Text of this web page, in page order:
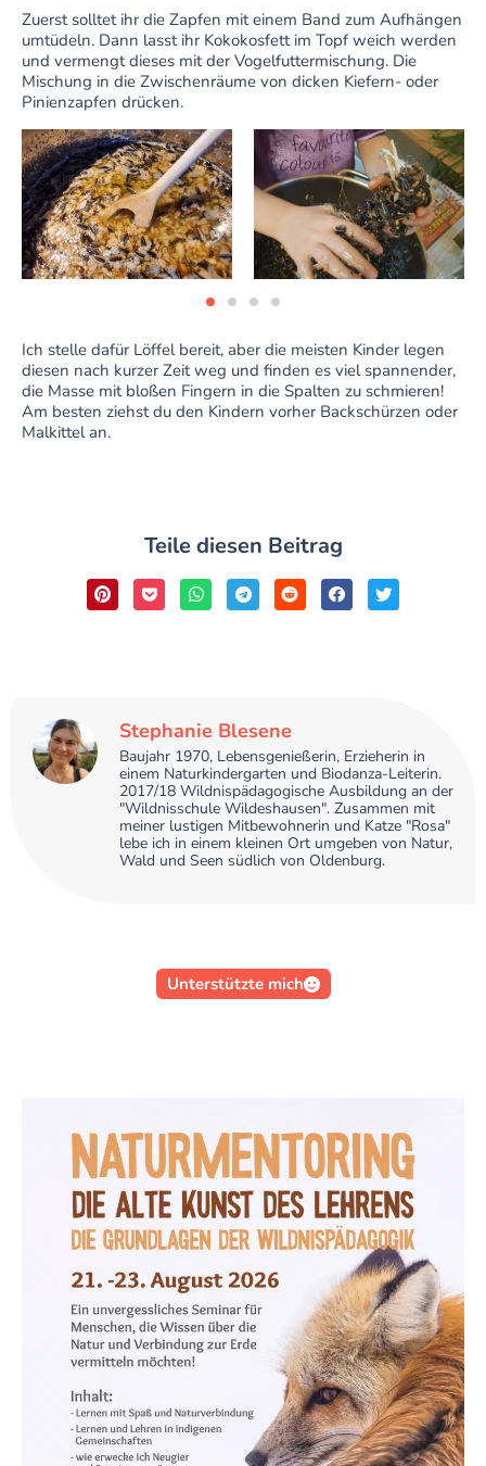
Zuerst solltet ihr die Zapfen mit einem Band zum Aufhängen
umtüdeln. Dann lasst ihr Kokokosfett im Topf weich werden
und vermengt dieses mit der Vogelfuttermischung. Die
Mischung in die Zwischenräume von dicken Kiefern- oder
Pinienzapfen drücken.
Ich stelle dafür Löffel bereit, aber die meisten Kinder legen
diesen nach kurzer Zeit weg und finden es viel spannender,
die Masse mit bloßen Fingern in die Spalten zu schmieren!
Am besten ziehst du den Kindern vorher Backschürzen oder
Malkittel an.
Teile diesen Beitrag
Stephanie Blesene
Baujahr 1970, Lebensgenießerin, Erzieherin in
einem Naturkindergarten und Biodanza-Leiterin.
2017/18 Wildnispädagogische Ausbildung an der
"Wildnisschule Wildeshausen". Zusammen mit
meiner lustigen Mitbewohnerin und Katze "Rosa"
lebe ich in einem kleinen Ort umgeben von Natur,
Wald und Seen südlich von Oldenburg.
Unterstützte mich